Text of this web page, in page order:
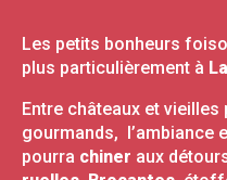
Les petits bonheurs
plus particulièrement à
Entre châteaux et
gourmands, l’ambiance
pourra chiner aux